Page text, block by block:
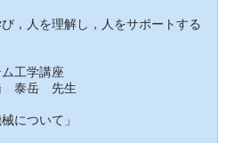
，人を理解し，人をサポートする
工学講座
泰岳 先生
について」